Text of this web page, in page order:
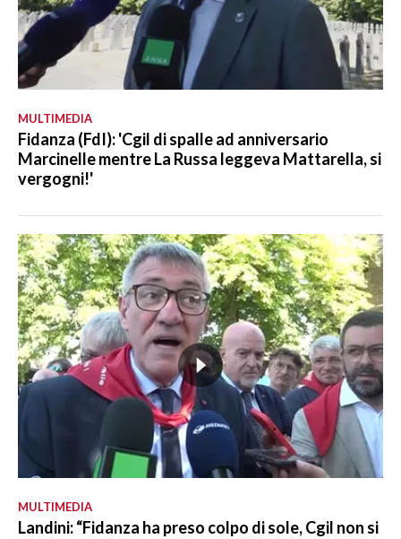
MULTIMEDIA
Fidanza (FdI): 'Cgil di spalle ad anniversario
Marcinelle mentre La Russa leggeva Mattarella, si
vergogni!'
MULTIMEDIA
Landini: “Fidanza ha preso colpo di sole, Cgil non si